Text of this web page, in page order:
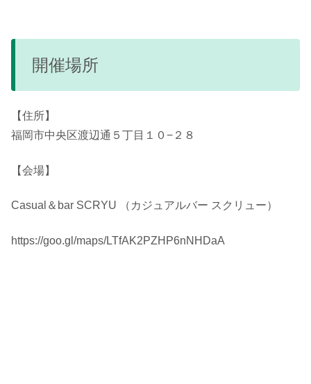
開催場所
【住所】
福岡市中央区渡辺通５丁目１０−２８
【会場】
Casual＆bar SCRYU （カジュアルバー スクリュー）
https://goo.gl/maps/LTfAK2PZHP6nNHDaA